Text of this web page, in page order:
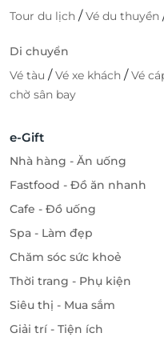
Tour du lịch /Vé du thuyền
Di chuyển
Vé tàu /Vé xe khách /Vé
chờ sân bay
e-Gift
Nhà hàng - Ăn uống
Fastfood - Đồ ăn nhanh
Cafe - Đồ uống
Spa - Làm đẹp
Chăm sóc sức khoẻ
Thời trang - Phụ kiện
Siêu thị - Mua sắm
Giải trí - Tiện ích